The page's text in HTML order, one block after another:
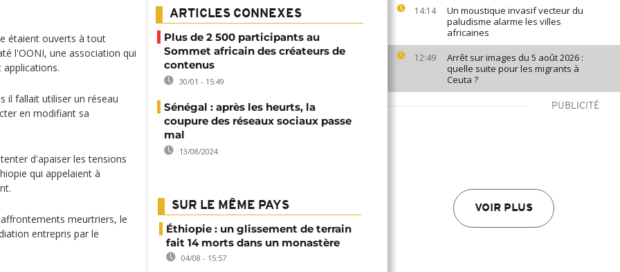
14:14
Un moustique invasif vecteur du
paludisme alarme les villes
africaines
12:49
Arrêt sur images du 5 août 2026 :
quelle suite pour les migrants à
Ceuta ?
PUBLICITÉ
VOIR PLUS
étaient ouverts à tout
l'OONI, une association qui
il fallait utiliser un réseau
en modifiant sa
d'apaiser les tensions
qui appelaient à
meurtriers, le
entrepris par le
ARTICLES CONNEXES
Plus de 2 500 participants au
Sommet africain des créateurs de
contenus
30/01 - 15:49
Sénégal : après les heurts, la
coupure des réseaux sociaux passe
mal
13/08/2024
SUR LE MÊME PAYS
Éthiopie : un glissement de terrain
fait 14 morts dans un monastère
04/08 - 15:57